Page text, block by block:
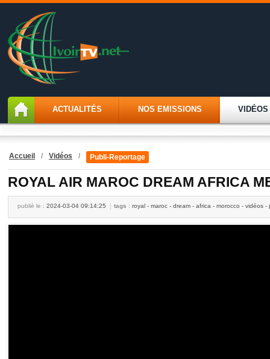
ACTUALITÉS NOS EMISSIONS VIDÉOS
Accueil / Vidéos / Publi-Reportage
ROYAL AIR MAROC DREAM AFRICA
publiè le : 2024-03-04 09:14:25 tags : royal - maroc - dream - africa - morocco - vidéos -